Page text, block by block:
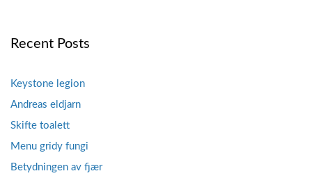
Recent Posts
Keystone legion
Andreas eldjarn
Skifte toalett
Menu gridy fungi
Betydningen av fjær